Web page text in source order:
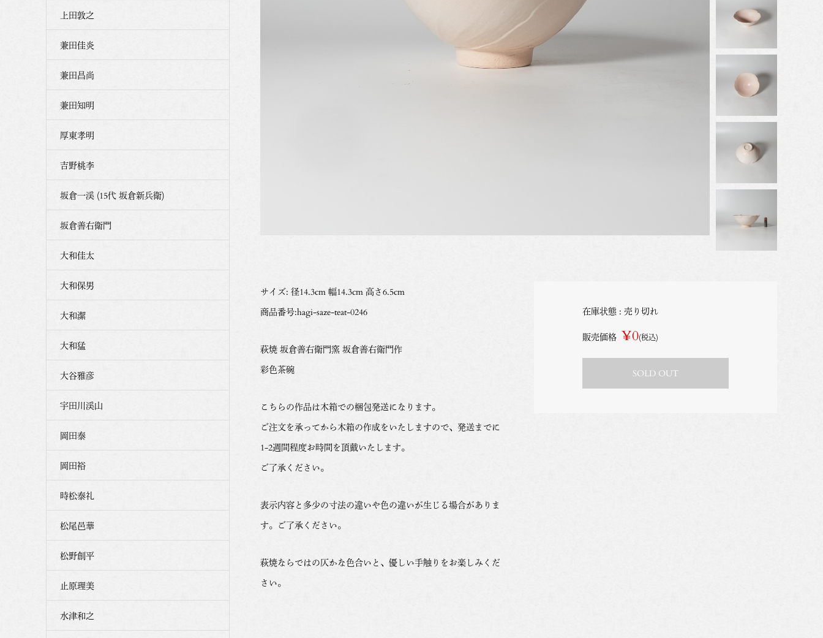
サイズ: 径14.3cm 幅14.3cm 高さ6.5cm
商品番号:hagi-saze-teat-0246
萩焼 坂倉善右衛門窯 坂倉善右衛門作
彩色茶碗
こちらの作品は木箱での梱包発送になります。
ご注文を承ってから木箱の作成をいたしますので、発送までに
1-2週間程度お時間を頂戴いたします。
ご了承ください。
表示内容と多少の寸法の違いや色の違いが生じる場合がありま
す。ご了承ください。
萩焼ならではの仄かな色合いと、優しい手触りをお楽しみくだ
さい。
在庫状態 : 売り切れ
販売価格 ¥0(税込)
SOLD OUT
上田敦之
兼田佳炎
兼田昌尚
兼田知明
厚東孝明
吉野桃李
坂倉一渓 (15代 坂倉新兵衛)
坂倉善右衛門
大和佳太
大和保男
大和潔
大和猛
大谷雅彦
宇田川渓山
岡田泰
岡田裕
時松泰礼
松尾邑華
松野創平
止原理美
水津和之